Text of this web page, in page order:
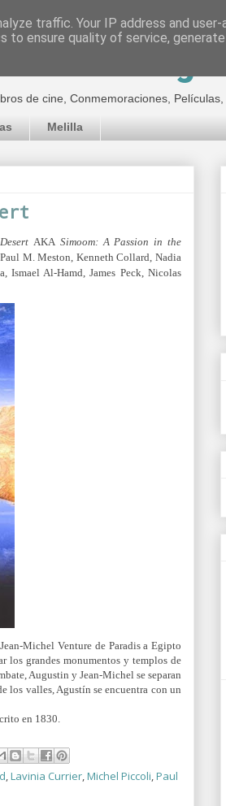
de Jorge
de cine, Conmemoraciones, Películas,
Melilla
AKA Simoom: A Passion in the
Paul M. Meston, Kenneth Collard,Nadia
Ismael Al-Hamd,James Peck,Nicolas
Michel Venture de Paradis a Egipto
los grandes monumentos y templos de
Augustin y Jean-Michel se separan
los valles, Agustín se encuentra con un
en 1830.
,Lavinia Currier,Michel Piccoli,Paul
traffic. Your IP address and user-
to ensure quality of service,